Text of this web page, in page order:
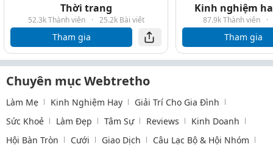
Thời trang
52.3k Thành viên · 25.2k Bài viết
Tham gia
Kinh nghiệm
87.9k Thành viên ·
Tham gia
Chuyên mục Webtretho
Làm Mẹ Kinh Nghiệm Hay
Giải Trí Cho Gia Đình
Sức Khoẻ
Làm Đẹp Tâm Sự Reviews
Kinh Doanh
Hội Bàn Tròn
Cưới Giao Dịch Câu Lạc Bộ & Hội Nhóm